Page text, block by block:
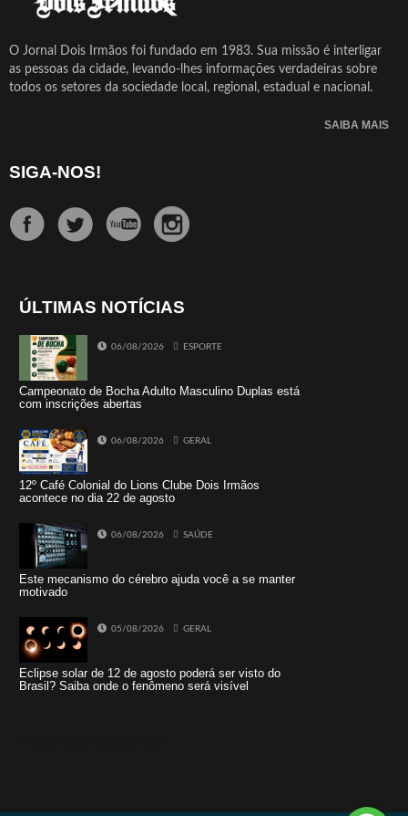
O Jornal Dois Irmãos foi fundado em 1983. Sua missão é interligar
as pessoas da cidade, levando-lhes informações verdadeiras sobre
todos os setores da sociedade local, regional, estadual e nacional.
SAIBA MAIS
SIGA-NOS!
ÚLTIMAS NOTÍCIAS
06/08/2026 ESPORTE
Campeonato de Bocha Adulto Masculino Duplas está
com inscrições abertas
06/08/2026 GERAL
12º Café Colonial do Lions Clube Dois Irmãos
acontece no dia 22 de agosto
06/08/2026 SAÚDE
Este mecanismo do cérebro ajuda você a se manter
motivado
05/08/2026 GERAL
Eclipse solar de 12 de agosto poderá ser visto do
Brasil? Saiba onde o fenômeno será visível